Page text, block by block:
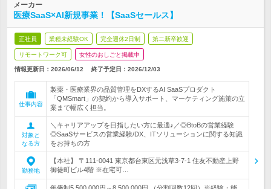
メーカー
医療SaaS×AI新規事業！【SaaSセールス】
正社員 業種未経験OK 完全週休2日制 第二新卒歓迎
リモートワーク可 女性のおしごと掲載中
情報更新日：2026/06/12 終了予定日： 2026/12/03
仕事内容
製薬・医療業界の品質管理をDXするAI SaaSプロダクト
「QMSmart」の契約から導入サポート、マーケティング施策の立
案まで幅広く担当。
対象と
なる方
＼キャリアアップを目指したい方に最適♪／◎BtoBの営業経験
◎SaaSサービスの営業経験/DX、ITソリューションに関する知識
をお持ちの方
勤務地
【本社】 〒111-0041 東京都台東区元浅草3-7-1 住友不動産上野
御徒町ビル4階 ※在宅可…